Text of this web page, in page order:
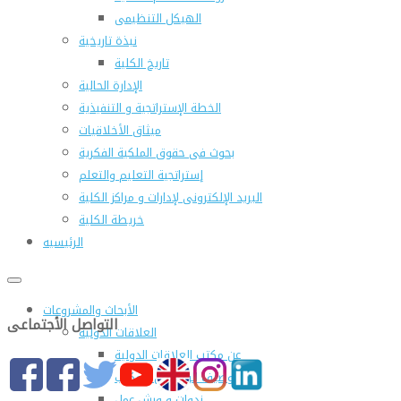
الهيكل التنظيمى
نبذة تاريخية
تاريخ الكلية
الإدارة الحالية
الخطة الإستراتجية و التنفيذية
ميثاق الأخلاقيات
بحوث فى حقوق الملكية الفكرية
إستراتجية التعليم والتعلم
البريد الإلكترونى لإدارات و مراكز الكلية
خريطة الكلية
الرئيسيه
الأبحاث والمشروعات
العلاقات الدولية
عن مكتب العلاقات الدولية
التوصيف الوظيفى للمكتب
التواصل الأجتماعى